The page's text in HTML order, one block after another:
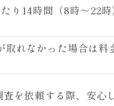
り14時間（8時～22
取れなかった場合は料
を依頼する際、安